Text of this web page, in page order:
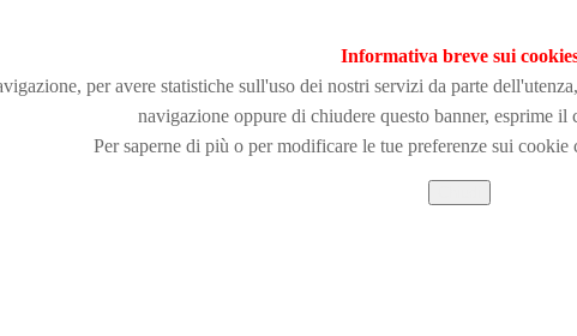
Informativa breve sui
per avere statistiche sull'uso dei nostri servizi da parte
navigazione oppure di chiudere questo banner, esprime il
Per saperne di più o per modificare le tue preferenze sui cookie